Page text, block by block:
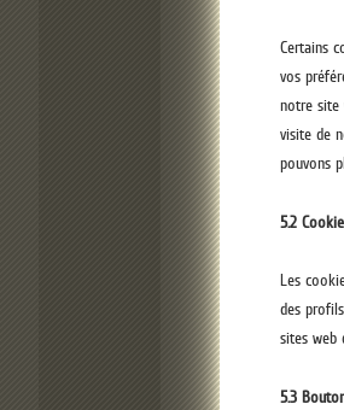
Certains
vos
notre site
visite de
pouvons
5.2
Les
des
sites web
5.3